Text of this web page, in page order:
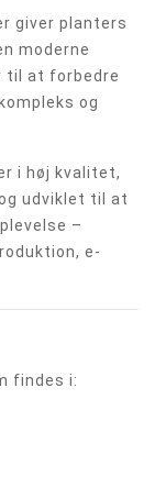
giver planters
moderne
til at forbedre
og
i høj kvalitet,
udviklet til at
–
e-
findes i: